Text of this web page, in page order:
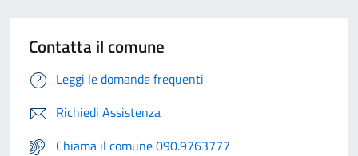
Contatta il comune
Leggi le domande frequenti
Richiedi Assistenza
Chiama il comune 090.9763777